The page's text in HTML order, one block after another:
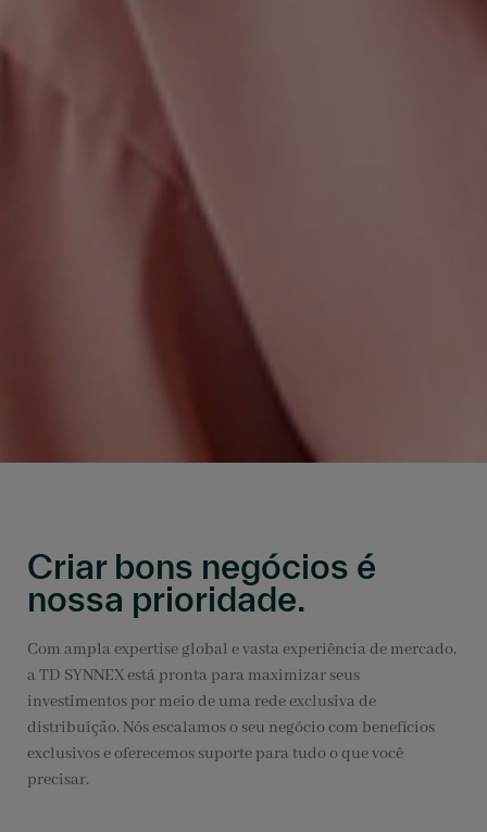
Criar bons negócios é
nossa prioridade.
Com ampla expertise global e vasta experiência de mercado,
a TD SYNNEX está pronta para maximizar seus
investimentos por meio de uma rede exclusiva de
distribuição. Nós escalamos o seu negócio com benefícios
exclusivos e oferecemos suporte para tudo o que você
precisar.